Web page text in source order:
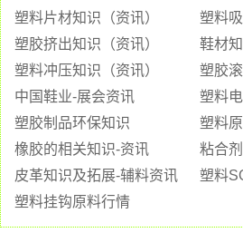
塑料片材知识（资讯）
塑料
塑胶挤出知识（资讯）
鞋材
塑料冲压知识（资讯）
塑胶
中国鞋业-展会资讯
塑料
塑胶制品环保知识
塑料
橡胶的相关知识-资讯
粘合
皮革知识及拓展-辅料资讯
塑料
塑料挂钩原料行情